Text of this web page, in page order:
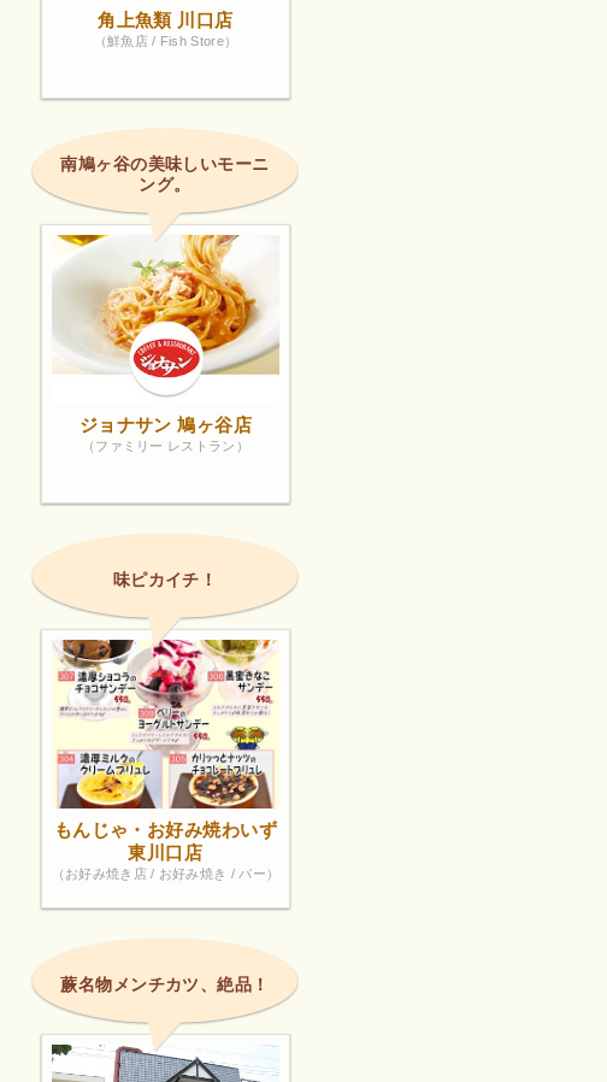
角上魚類 川口店
（鮮魚店 / Fish Store）
南鳩ヶ谷の美味しいモーニ
ング。
ジョナサン 鳩ヶ谷店
（ファミリー レストラン）
味ピカイチ！
もんじゃ・お好み焼わいず
東川口店
（お好み焼き店 / お好み焼き / バー）
蕨名物メンチカツ、絶品！